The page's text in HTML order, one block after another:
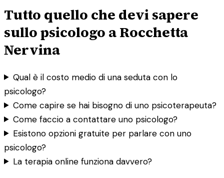
Tutto quello che devi sapere
sullo psicologo a Rocchetta
Nervina
Qual è il costo medio di una seduta con lo
psicologo?
Come capire se hai bisogno di uno psicoterapeuta?
Come faccio a contattare uno psicologo?
Esistono opzioni gratuite per parlare con uno
psicologo?
La terapia online funziona davvero?